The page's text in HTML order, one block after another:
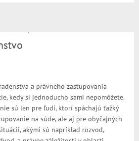
a právneho zastupovania
kedy si jednoducho sami nepomôžete.
sú len pre ľudí, ktorí spáchajú ťažký
na súde, ale aj pre obyčajných
akými sú napríklad rozvod,